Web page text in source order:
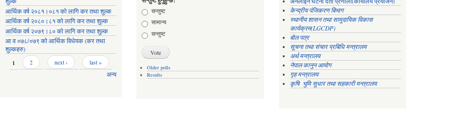
आर्थिक वर्ष २०८१।०८१ को लागि कर तथा शुल्क
आर्थिक वर्ष २०८०।८१ को लागि कर तथा शुल्क
आर्थिक वर्ष २०७९।८० को लागि कर तथा शुल्क
आ व ०७८/०७९ को आर्थिक विधेयक (कर तथा
शुल्कहरु)
Pages
1 2 next › last »
अन्य
Choices
सन्तुष्ट
सामान्य
सन्तुष्ट
Older polls
Results
केन्द्रीय पंजिकरण बिभाग
स्थानीय शासन तथा सामुदायिक विकास
कार्यक्रम(LGCDP)
बोल पत्र
सूचना तथा संचार प्रबिधि मन्त्रालय
अर्थ मन्त्रालय
नेपाल कानुन आयोग
गृह मन्त्रालय
कृषि भुमि सुधार तथा सहकारी मन्त्रालय